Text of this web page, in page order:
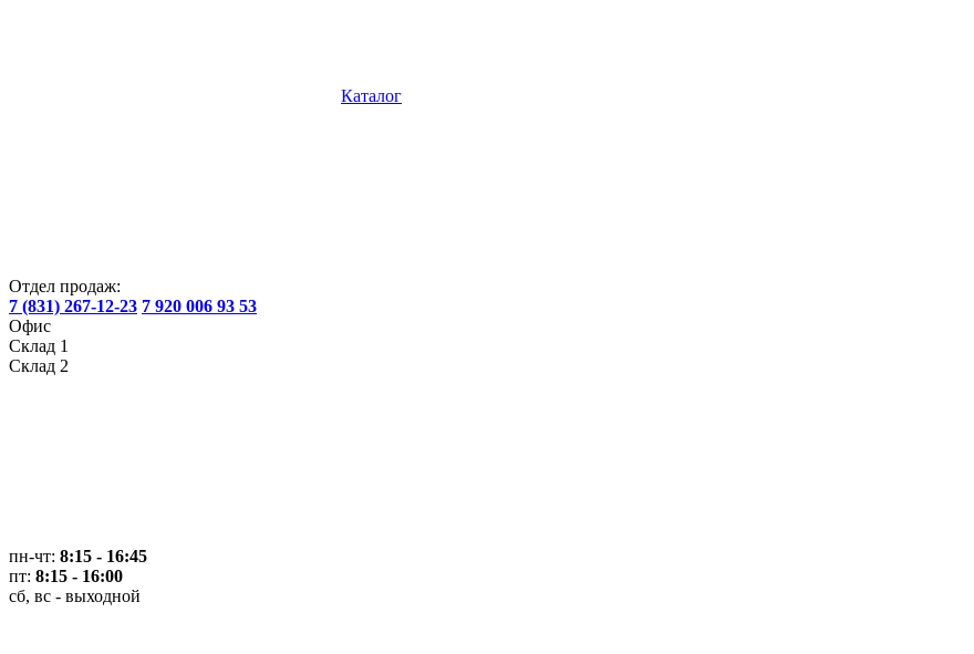
Каталог
Отдел продаж:
7 (831) 267-12-23 7 920 006 93 53
Офис
Склад 1
Склад 2
пн-чт: 8:15 - 16:45
пт: 8:15 - 16:00
сб, вс - выходной